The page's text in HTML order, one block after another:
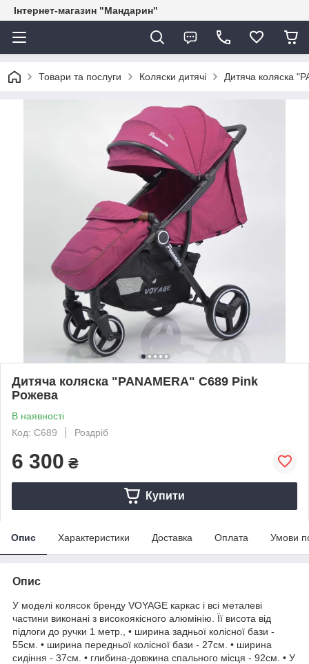
Інтернет-магазин "Мандарин"
Товари та послуги Коляски дитячі Дитяча коляска
Дитяча коляска "PANAMERA" C689 Pink
Рожева
В наявності
Код: C689
Роздріб
6 300 ₴
Купити
Опис Характеристики Доставка Оплата Умови
Опис
У моделі колясок бренду VOYAGE каркас і всі металеві
частини виконані з високоякісного алюмінію. Її висота від
підлоги до ручки 1 метр., • ширина задньої колісної бази -
55см. • ширина передньої колісної бази - 27см. • ширина
сидіння - 37см. • глибина-довжина спального місця - 92см. • У